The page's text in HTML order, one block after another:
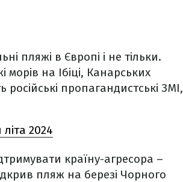
пляжі в Європі і не тільки.
на Ібіці, Канарських
пропагандистські ЗМІ,
2024
країну-агресора –
пляж на березі Чорного